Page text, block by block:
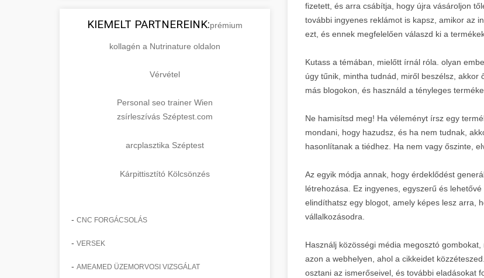
KIEMELT PARTNEREINK:prémium
kollagén a Nutrinature oldalon
Vérvétel
Personal seo trainer Wien
zsírleszívás Széptest.com
arcplasztika Széptest
Kárpittisztító Kölcsönzés
- CNC FORGÁCSOLÁS
- VERSEK
- AMEAMED ÜZEMORVOSI VIZSGÁLAT
fizetett, és arra csábítja, hogy újra vásároljon
további ingyenes reklámot is kapsz, amikor az
ezt, és ennek megfelelően válaszd ki a
Kutass a témában, mielőtt írnál róla. olyan
úgy tűnik, mintha tudnád, miről beszélsz,
más blogokon, és használd a tényleges
Ne hamisítsd meg! Ha véleményt írsz egy
mondani, hogy hazudsz, és ha nem tudnak,
hasonlítanak a tiédhez. Ha nem vagy őszinte,
Az egyik módja annak, hogy érdeklődést
létrehozása. Ez ingyenes, egyszerű és
elindíthatsz egy blogot, amely képes lesz arra,
vállalkozásodra.
Használj közösségi média megosztó
azon a webhelyen, ahol a cikkeidet
osztani az ismerőseivel, és további eladásokat